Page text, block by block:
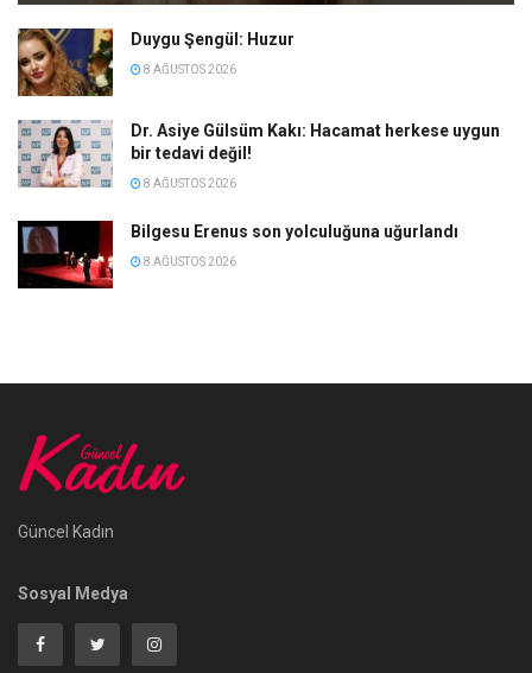
Duygu Şengül: Huzur
8 AĞUSTOS 2026
Dr. Asiye Gülsüm Kakı: Hacamat herkese uygun
bir tedavi değil!
8 AĞUSTOS 2026
Bilgesu Erenus son yolculuğuna uğurlandı
8 AĞUSTOS 2026
Güncel Kadın
Sosyal Medya